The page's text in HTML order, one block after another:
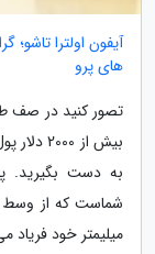
های پرو
تصور کنید در صف
بیش از
به دست بگیرید.
شماست که از وسط
میلیمتر خود فریاد